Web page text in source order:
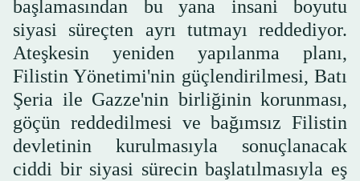
başlamasından bu yana insani boyutu
siyasi süreçten ayrı tutmayı reddediyor.
Ateşkesin yeniden yapılanma planı,
Filistin Yönetimi'nin güçlendirilmesi, Batı
Şeria ile Gazze'nin birliğinin korunması,
göçün reddedilmesi ve bağımsız Filistin
devletinin kurulmasıyla sonuçlanacak
ciddi bir siyasi sürecin başlatılmasıyla eş